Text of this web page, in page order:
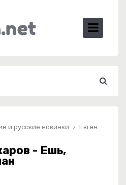
и русские новинки Евгений Макаров - Ешь, корежи, туман
- Ешь,